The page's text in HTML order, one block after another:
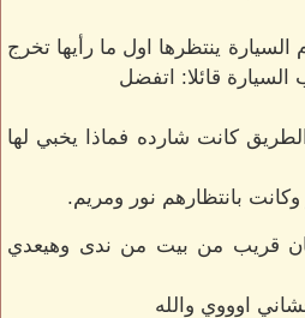
ينتظرها اول ما رأيها تخرج
السيارة قائلا: اتفضل
كانت شارده فماذا يخبي لها
بانتظارهم نور ومريم.
قريب من بيت من ندى وهيعدي
اوووي والله